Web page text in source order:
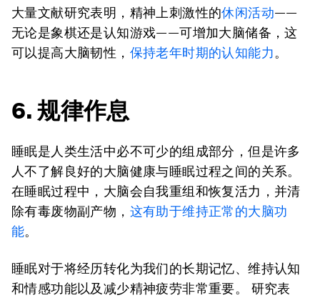
大量文献研究表明，精神上刺激性的休闲活动——
无论是象棋还是认知游戏——可增加大脑储备，这
可以提高大脑韧性， 保持老年时期的认知能力。
6. 规律作息
睡眠是人类生活中必不可少的组成部分，但是许多
人不了解良好的大脑健康与睡眠过程之间的关系。
在睡眠过程中，大脑会自我重组和恢复活力，并清
除有毒废物副产物， 这有助于维持正常的大脑功
能。
睡眠对于将经历转化为我们的长期记忆、维持认知
和情感功能以及减少精神疲劳非常重要。 研究表